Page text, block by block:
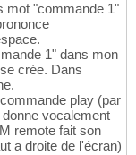
mot "commande 1"
1" dans mon
crée. Dans
play (par
vocalement
remote fait son
a droite de l'écran)